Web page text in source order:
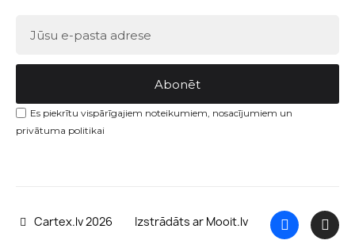
Abonēt
Es piekrītu vispārīgajiem noteikumiem, nosacījumiem un
privātuma politikai
Cartex.lv 2026 Izstrādāts ar Mooit.lv